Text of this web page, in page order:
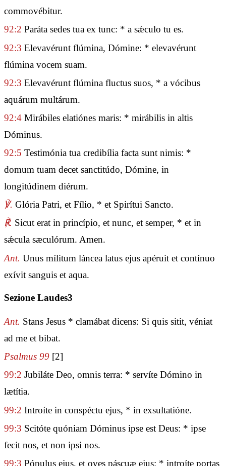
commovébitur.
92:2 Paráta sedes tua ex tunc: * a sǽculo tu es.
92:3 Elevavérunt flúmina, Dómine: * elevavérunt
flúmina vocem suam.
92:3 Elevavérunt flúmina fluctus suos, * a vócibus
aquárum multárum.
92:4 Mirábiles elatiónes maris: * mirábilis in altis
Dóminus.
92:5 Testimónia tua credibília facta sunt nimis: *
domum tuam decet sanctitúdo, Dómine, in
longitúdinem diérum.
℣. Glória Patri, et Fílio, * et Spirítui Sancto.
℟. Sicut erat in princípio, et nunc, et semper, * et in
sǽcula sæculórum. Amen.
Ant. Unus mílitum láncea latus ejus apéruit et contínuo
exívit sanguis et aqua.
Sezione Laudes3
Ant. Stans Jesus * clamábat dicens: Si quis sitit, véniat
ad me et bibat.
Psalmus 99 [2]
99:2 Jubiláte Deo, omnis terra: * servíte Dómino in
lætítia.
99:2 Introíte in conspéctu ejus, * in exsultatióne.
99:3 Scitóte quóniam Dóminus ipse est Deus: * ipse
fecit nos, et non ipsi nos.
99:3 Pópulus ejus, et oves páscuæ ejus: * introíte portas